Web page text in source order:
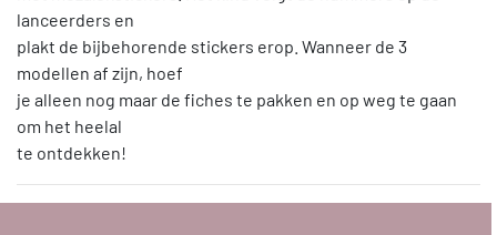
lanceerders en
plakt de bijbehorende stickers erop. Wanneer de 3
modellen af zijn, hoef
je alleen nog maar de fiches te pakken en op weg te gaan
om het heelal
te ontdekken!